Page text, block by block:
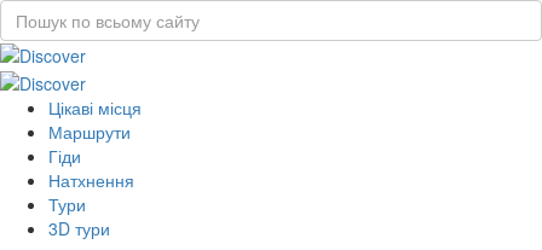
Цікаві місця
Маршрути
Гіди
Натхнення
Тури
3D тури